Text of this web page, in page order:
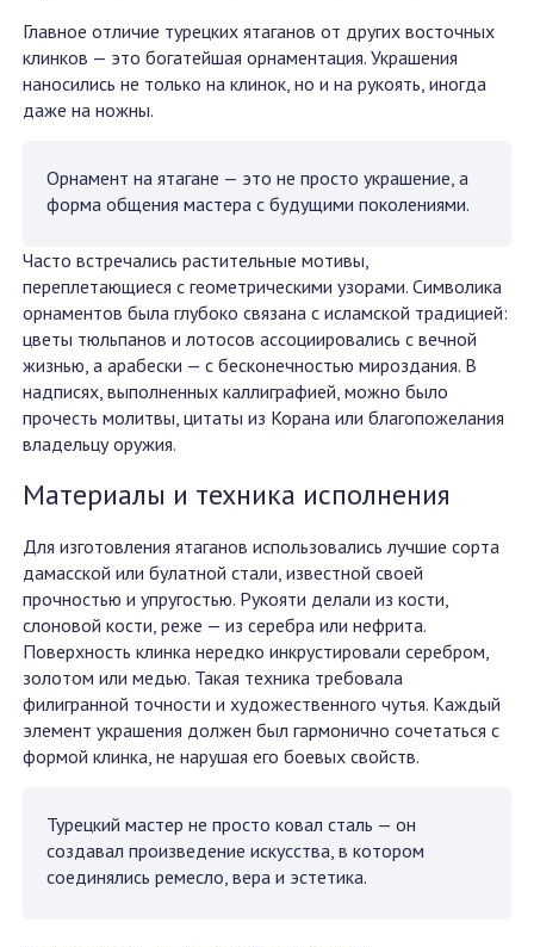
Главное отличие турецких ятаганов от других восточных
клинков — это богатейшая орнаментация. Украшения
наносились не только на клинок, но и на рукоять, иногда
даже на ножны.
Орнамент на ятагане — это не просто украшение, а
форма общения мастера с будущими поколениями.
Часто встречались растительные мотивы,
переплетающиеся с геометрическими узорами. Символика
орнаментов была глубоко связана с исламской традицией:
цветы тюльпанов и лотосов ассоциировались с вечной
жизнью, а арабески — с бесконечностью мироздания. В
надписях, выполненных каллиграфией, можно было
прочесть молитвы, цитаты из Корана или благопожелания
владельцу оружия.
Материалы и техника исполнения
Для изготовления ятаганов использовались лучшие сорта
дамасской или булатной стали, известной своей
прочностью и упругостью. Рукояти делали из кости,
слоновой кости, реже — из серебра или нефрита.
Поверхность клинка нередко инкрустировали серебром,
золотом или медью. Такая техника требовала
филигранной точности и художественного чутья. Каждый
элемент украшения должен был гармонично сочетаться с
формой клинка, не нарушая его боевых свойств.
Турецкий мастер не просто ковал сталь — он
создавал произведение искусства, в котором
соединялись ремесло, вера и эстетика.